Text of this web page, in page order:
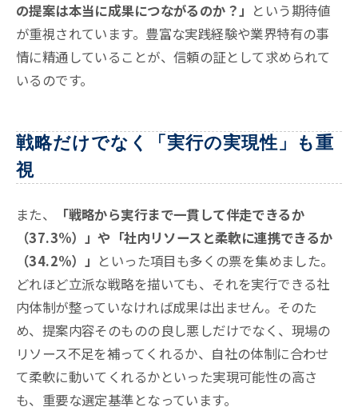
の提案は本当に成果につながるのか？」 という期待値
が重視されています。豊富な実践経験や業界特有の事
情に精通していることが、信頼の証として求められて
いるのです。
戦略だけでなく「実行の実現性」も重
視
また、
「戦略から実行まで一貫して伴走できるか
（37.3%）」や「社内リソースと柔軟に連携できるか
（34.2%）」 といった項目も多くの票を集めました。
どれほど立派な戦略を描いても、それを実行できる社
内体制が整っていなければ成果は出ません。そのた
め、提案内容そのものの良し悪しだけでなく、現場の
リソース不足を補ってくれるか、自社の体制に合わせ
て柔軟に動いてくれるかといった実現可能性の高さ
も、重要な選定基準となっています。